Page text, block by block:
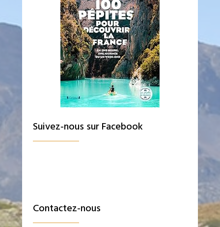
Suivez-nous sur Facebook
Contactez-nous